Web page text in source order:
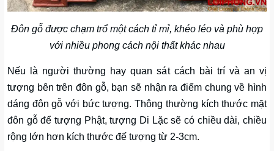
Đôn gỗ được chạm trổ một cách tỉ mỉ, khéo léo và phù hợp
với nhiều phong cách nội thất khác nhau
Nếu là người thường hay quan sát cách bài trí và an vị
tượng bên trên đôn gỗ, bạn sẽ nhận ra điểm chung về hình
dáng đôn gỗ với bức tượng. Thông thường kích thước mặt
đôn gỗ để tượng Phật, tượng Di Lặc sẽ có chiều dài, chiều
rộng lớn hơn kích thước đế tượng từ 2-3cm.